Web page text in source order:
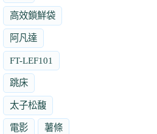
高效鎖鮮袋
阿凡達
FT-LEF101
跳床
太子松馥
電影 薯條